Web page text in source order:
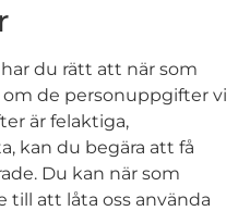
du rätt att när som
de personuppgifter vi
är felaktiga,
kan du begära att få
Du kan när som
till att låta oss använda